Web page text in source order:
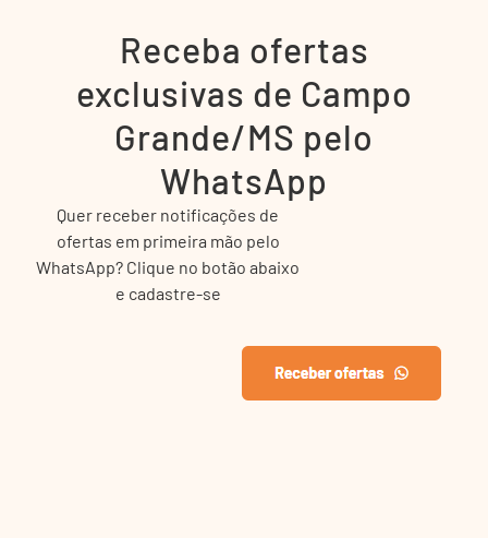
Receba ofertas
exclusivas de Campo
Grande/MS pelo
WhatsApp
Quer receber notificações de
ofertas em primeira mão pelo
WhatsApp? Clique no botão abaixo
e cadastre-se